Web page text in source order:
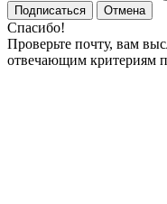
Подписаться
Отмена
Спасибо!
Проверьте почту, вам
отвечающим критериям